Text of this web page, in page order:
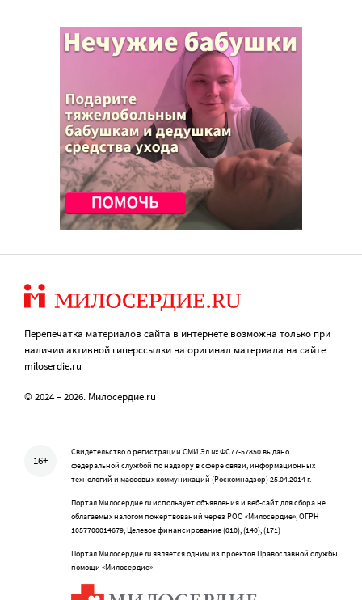
Перепечатка материалов сайта в интернете возможна только при
наличии активной гиперссылки на оригинал материала на сайте
miloserdie.ru
© 2024 – 2026. Милосердие.ru
16+
Свидетельство о регистрации СМИ Эл № ФС77-57850 выдано
федеральной службой по надзору в сфере связи, информационных
технологий и массовых коммуникаций (Роскомнадзор) 25.04.2014 г.
Портал Милосердие.ru использует объявления и веб-сайт для сбора не
облагаемых налогом пожертвований через РОО «Милосердие», ОГРН
1057700014679, Целевое финансирование (010), (140), (171)
Портал Милосердие.ru является одним из проектов Православной службы
помощи «Милосердие»